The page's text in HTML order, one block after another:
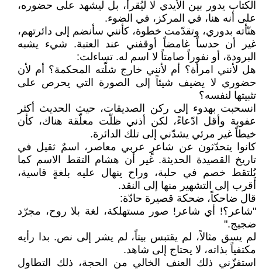
الكتاب يدور بين الأيدي لا ليُقرأ، بل ليشهد على حضوره،
على أنه هنا، في المركز، في الضوء.
هنّأته بدوري، وتقدّمت خطوة، كأنني سأنضم إلى دائرتهم،
غير أن حدساً غامضاً أوقفني عند العتبة. شيء يشبه
البرودة، أو نفوراً صامتاً لا اسم له. تساءلت:
هل لأنني امرأة؟ أم لأنني خارج شلّته المحكمة؟ أم لأن
حضوري لا يضيف شيئاً إلى الصورة التي يحرص على
تثبيتها لنفسه؟
انسحبت بهدوء إلى ركن الصديقات، حيث الحديث أكثر
عفوية وأقل ادّعاءً، لكن أذني ظلّت معلّقة هناك، كأن
خيطاً غير مرئي يشدّني إلى تلك الدائرة.
كانوا يتحدّثون عن شاعرٍ عربي معاصر، اسمٌ ثقيل في
تاريخ القصيدة الحديثة. غير أن هشام التقط الاسم كما
يُلتقط خصم في حلبة، وراح ينهال عليه بلغةٍ قاسية،
أقرب إلى التشهير منها إلى النقد.
قال ضاحكاً، ضحكة قصيرة حادّة:
"شاعر؟! أي شاعر! صور مستهلكة، لغة بلا روح، مجرّد
ضجيج."
لم يسق مثالاً، لم يقتبس بيتاً، لم يشر إلى نص. بدا رأيه
مكتفياً بذاته، لا يحتاج إلى شاهد.
استفزّني ذلك العنف الخالي من الحجة، ذلك التطاول